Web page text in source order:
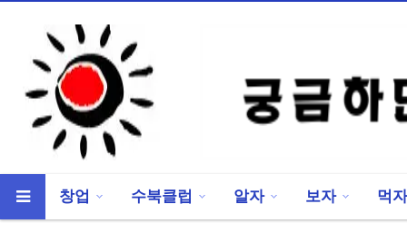
창업 수북클럽 알자 보자
먹자